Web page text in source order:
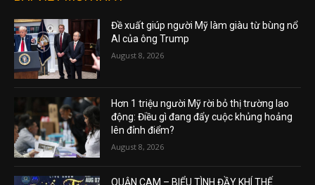
Đề xuất giúp người Mỹ làm giàu từ bùng nổ
AI của ông Trump
August 8, 2026
Hơn 1 triệu người Mỹ rời bỏ thị trường lao
động: Điều gì đang đẩy cuộc khủng hoảng
lên đỉnh điểm?
August 8, 2026
QUẬN CAM – BIỂU TÌNH ĐẦY KHÍ THẾ